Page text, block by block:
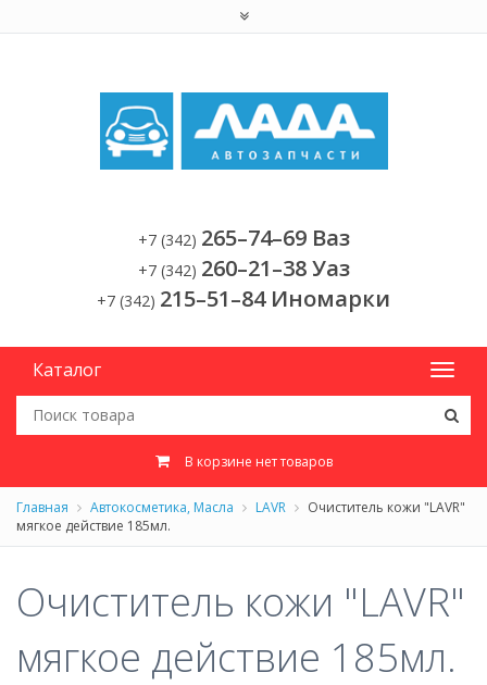
+7 (342) 265–74–69 Ваз
+7 (342) 260–21–38 Уаз
+7 (342) 215–51–84 Иномарки
Каталог
В корзине нет товаров
Главная Автокосметика, Масла LAVR
Очиститель кожи "LAVR"
мягкое действие 185мл.
Очиститель кожи "LAVR"
мягкое действие 185мл.